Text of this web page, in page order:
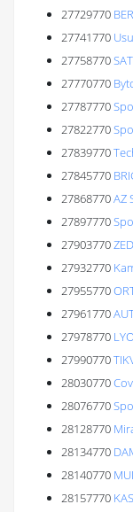
27729770
27741770
27758770
27770770
27787770
27822770
27839770
27845770
27868770AZ
27897770
27903770
27932770
27955770
27961770
27978770
27990770
28030770
28076770
28128770
28134770
28140770
28157770